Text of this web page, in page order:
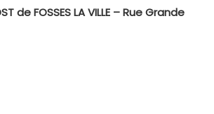
de FOSSES LA VILLE – Rue Grande